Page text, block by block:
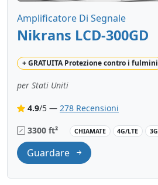
Amplificatore Di Segnale
Nikrans LCD-300GD
+GRATUITAProtezione contro i fulmini
per Stati Uniti
4.9/5 — 278 Recensioni
3300 ft²
CHIAMATE 4G/LTE 3G
Guardare